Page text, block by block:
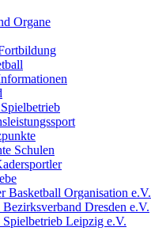
Organe
Schulen
Basketball Organisation e.V.
Dresden e.V.
Spielbetrieb Leipzig e.V.